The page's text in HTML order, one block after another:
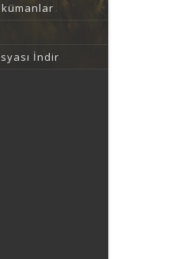
İndir